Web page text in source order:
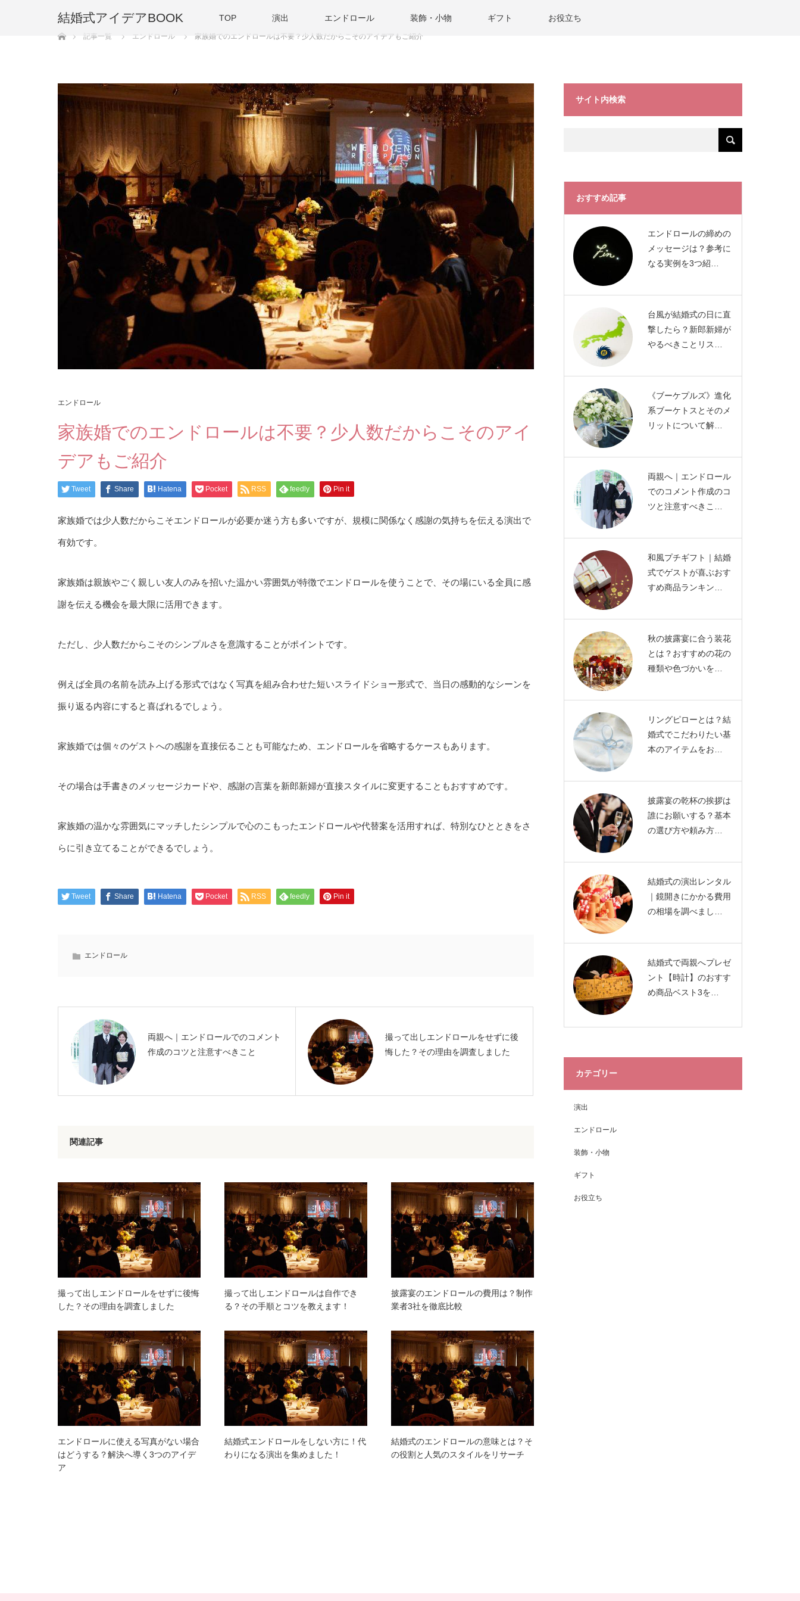
結婚式アイデアBOOK TOP 演出 エンドロール 装飾・小物 ギフト お役立ち
ホーム
記事一覧
エンドロール 家族婚でのエンドロールは不要？少人数だからこそのアイデアもご紹介
エンドロール
家族婚でのエンドロールは不要？少人数だからこそのアイ
デアもご紹介
Tweet Share Hatena Pocket RSS feedly Pin it
家族婚では少人数だからこそエンドロールが必要か迷う方も多いですが、規模に関係なく感謝の気持ちを伝える演出で
有効です。
家族婚は親族やごく親しい友人のみを招いた温かい雰囲気が特徴でエンドロールを使うことで、その場にいる全員に感
謝を伝える機会を最大限に活用できます。
ただし、少人数だからこそのシンプルさを意識することがポイントです。
例えば全員の名前を読み上げる形式ではなく写真を組み合わせた短いスライドショー形式で、当日の感動的なシーンを
振り返る内容にすると喜ばれるでしょう。
家族婚では個々のゲストへの感謝を直接伝ることも可能なため、エンドロールを省略するケースもあります。
その場合は手書きのメッセージカードや、感謝の言葉を新郎新婦が直接スタイルに変更することもおすすめです。
家族婚の温かな雰囲気にマッチしたシンプルで心のこもったエンドロールや代替案を活用すれば、特別なひとときをさ
らに引き立てることができるでしょう。
Tweet Share Hatena Pocket RSS feedly Pin it
エンドロール
両親へ｜エンドロールでのコメント
作成のコツと注意すべきこと
撮って出しエンドロールをせずに後
悔した？その理由を調査しました
関連記事
撮って出しエンドロールをせずに後悔
した？その理由を調査しました
撮って出しエンドロールは自作でき
る？その手順とコツを教えます！
披露宴のエンドロールの費用は？制作
業者3社を徹底比較
エンドロールに使える写真がない場合
はどうする？解決へ導く3つのアイデ
ア
結婚式エンドロールをしない方に！代
わりになる演出を集めました！
結婚式のエンドロールの意味とは？そ
の役割と人気のスタイルをリサーチ
サイト内検索
おすすめ記事
エンドロールの締めの
メッセージは？参考に
なる実例を3つ紹…
台風が結婚式の日に直
撃したら？新郎新婦が
やるべきことリス…
《ブーケプルズ》進化
系ブーケトスとそのメ
リットについて解…
両親へ｜エンドロール
でのコメント作成のコ
ツと注意すべきこ…
和風プチギフト｜結婚
式でゲストが喜ぶおす
すめ商品ランキン…
秋の披露宴に合う装花
とは？おすすめの花の
種類や色づかいを…
リングピローとは？結
婚式でこだわりたい基
本のアイテムをお…
披露宴の乾杯の挨拶は
誰にお願いする？基本
の選び方や頼み方…
結婚式の演出レンタル
｜鏡開きにかかる費用
の相場を調べまし…
結婚式で両親へプレゼ
ント【時計】のおすす
め商品ベスト3を…
カテゴリー
演出
エンドロール
装飾・小物
ギフト
お役立ち